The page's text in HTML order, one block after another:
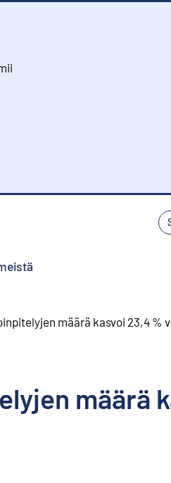
määrä kasvoi 23,4 %
määrä